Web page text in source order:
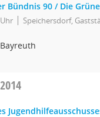
Bündnis 90 / Die
Speichersdorf,